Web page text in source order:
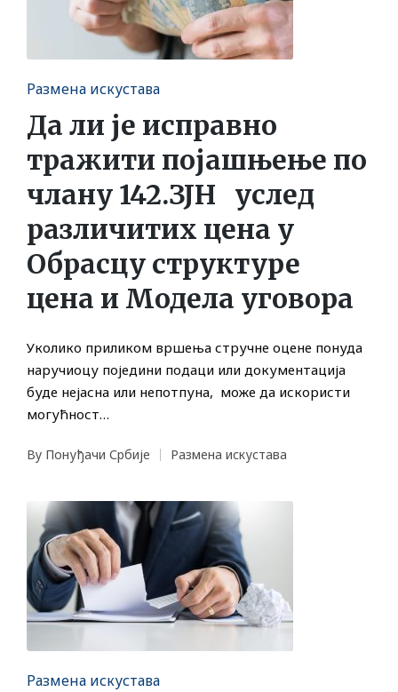
Posted
in
Размена искустава
Да ли је исправно
тражити појашњење по
члану 142.ЗЈН услед
различитих цена у
Обрасцу структуре
цена и Модела уговора
Уколико приликом вршења стручне оцене понуда
наручиоцу поједини подаци или документација
буде нејасна или непотпуна, може да искористи
могућност…
Posted
By Понуђачи Србије
Posted
Размена искустава
Posted
Размена искустава